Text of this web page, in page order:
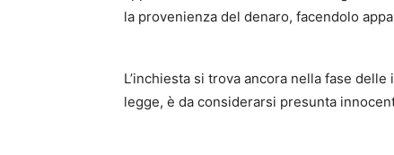
la provenienza del denaro, facendolo
L’inchiesta si trova ancora nella fase
legge, è da considerarsi presunta